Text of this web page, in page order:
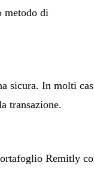
metodo di
sicura. In molti
transazione.
Remitly